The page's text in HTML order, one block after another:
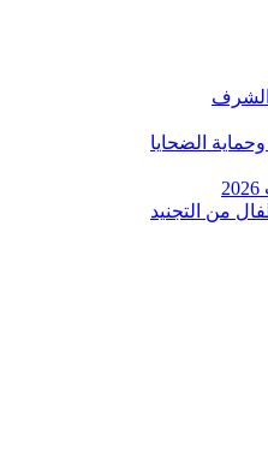
الضحايا
من التجنيد